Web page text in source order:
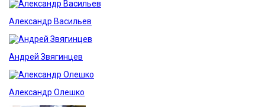
Александр Васильев
Андрей Звягинцев
Александр Олешко